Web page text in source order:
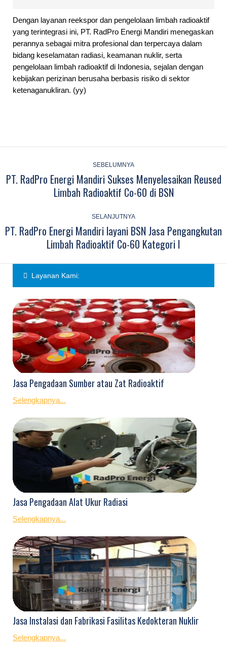
Dengan layanan reekspor dan pengelolaan limbah radioaktif
yang terintegrasi ini, PT. RadPro Energi Mandiri menegaskan
perannya sebagai mitra profesional dan terpercaya dalam
bidang keselamatan radiasi, keamanan nuklir, serta
pengelolaan limbah radioaktif di Indonesia, sejalan dengan
kebijakan perizinan berusaha berbasis risiko di sektor
ketenaganukliran. (yy)
navigation
SEBELUMNYA
Previous
post:
PT. RadPro Energi Mandiri Sukses Menyelesaikan Reused
Limbah Radioaktif Co-60 di BSN
SELANJUTNYA
Next
post:
PT. RadPro Energi Mandiri layani BSN Jasa Pengangkutan
Limbah Radioaktif Co-60 Kategori I
Layanan Kami:
Jasa Pengadaan Sumber atau Zat Radioaktif
Selengkapnya...
Jasa Pengadaan Alat Ukur Radiasi
Selengkapnya...
Jasa Instalasi dan Fabrikasi Fasilitas Kedokteran Nuklir
Selengkapnya...